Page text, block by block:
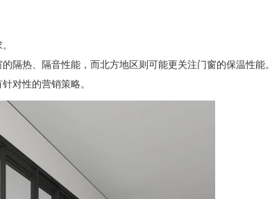
热、隔音性能，而北方地区则可能更关注门窗的保温性能。
对性的营销策略。